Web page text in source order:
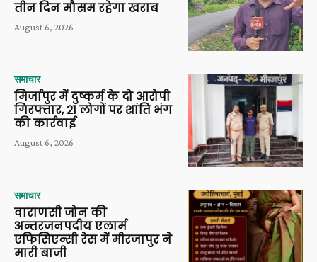
तीन दिन मौसम रहेगा खराब
August 6, 2026
समाचार
मिर्जापुर में दुष्कर्म के दो आरोपी
गिरफ्तार, 21 लोगों पर शांति भंग
की कार्रवाई
August 6, 2026
समाचार
वाराणसी जोन की
अन्तरजनपदीय एलार्म
एफिसिएन्सी रेस में मीरजापुर ने
मारी बाजी